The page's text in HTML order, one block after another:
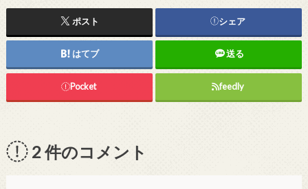
ポスト シェア
はてブ 送る
Pocket feedly
2件のコメント